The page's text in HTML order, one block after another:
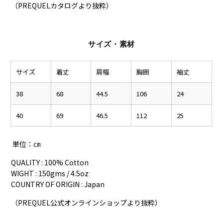
（PREQUELカタログより抜粋）
サイズ・素材
サイズ 着丈 肩幅 胸囲 袖丈
38 68 44.5 106 24
40 69 46.5 112 25
単位：㎝
QUALITY : 100% Cotton
WIGHT : 150gms / 4.5oz
COUNTRY OF ORIGIN : Japan
（PREQUEL公式オンラインショップより抜粋）